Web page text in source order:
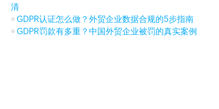
清
GDPR认证怎么做？外贸企业数据合规的5步指南
GDPR罚款有多重？中国外贸企业被罚的真实案例